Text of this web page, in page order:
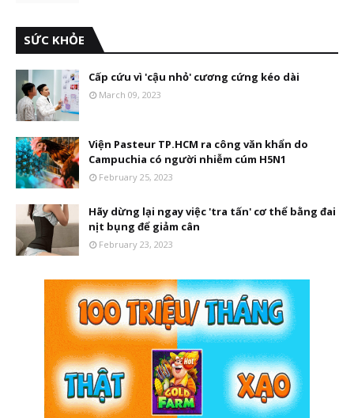
SỨC KHỎE
Cấp cứu vì 'cậu nhỏ' cương cứng kéo dài
March 09, 2023
Viện Pasteur TP.HCM ra công văn khẩn do
Campuchia có người nhiễm cúm H5N1
February 25, 2023
Hãy dừng lại ngay việc 'tra tấn' cơ thể bằng đai
nịt bụng để giảm cân
February 23, 2023